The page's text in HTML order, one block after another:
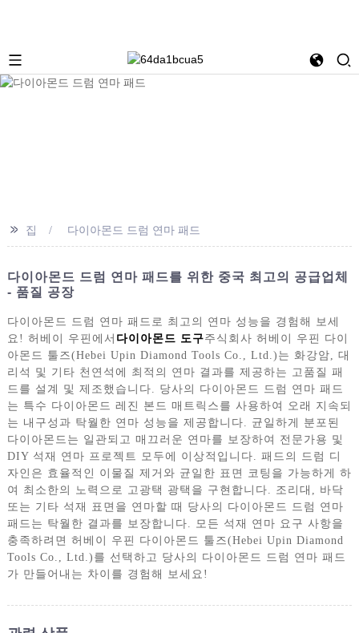
>> 집 다이아몬드 드럼 연마 패드
다이아몬드 드럼 연마 패드를 위한 중국 최고의 공급업체
- 품질 공장
다이아몬드 드럼 연마 패드로 최고의 연마 성능을 경험해 보세
요! 허베이 우핀에서 다이아몬드 도구주식회사 허베이 우핀 다이
아몬드 툴즈(Hebei Upin Diamond Tools Co., Ltd.)는 화강암, 대
리석 및 기타 천연석에 최적의 연마 결과를 제공하는 고품질 패
드를 설계 및 제조했습니다. 당사의 다이아몬드 드럼 연마 패드
는 특수 다이아몬드 레진 본드 매트릭스를 사용하여 오래 지속되
는 내구성과 탁월한 연마 성능을 제공합니다. 균일하게 분포된
다이아몬드는 일관되고 매끄러운 연마를 보장하여 전문가용 및
DIY 석재 연마 프로젝트 모두에 이상적입니다. 패드의 드럼 디
자인은 효율적인 이물질 제거와 균일한 표면 코팅을 가능하게 하
여 최소한의 노력으로 고광택 광택을 구현합니다. 조리대, 바닥
또는 기타 석재 표면을 연마할 때 당사의 다이아몬드 드럼 연마
패드는 탁월한 결과를 보장합니다. 모든 석재 연마 요구 사항을
충족하려면 허베이 우핀 다이아몬드 툴즈(Hebei Upin Diamond
Tools Co., Ltd.)를 선택하고 당사의 다이아몬드 드럼 연마 패드
가 만들어내는 차이를 경험해 보세요!